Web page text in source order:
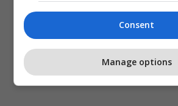
Consent
Manage options